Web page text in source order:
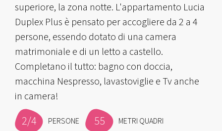
superiore, la zona notte. L'appartamento Lucia
Duplex Plus è pensato per accogliere da 2 a 4
persone, essendo dotato di una camera
matrimoniale e di un letto a castello.
Completano il tutto: bagno con doccia,
macchina Nespresso, lavastoviglie e Tv anche
in camera!
2/4 PERSONE 55 METRI QUADRI